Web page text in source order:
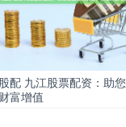
配 九江股票配资：助
富增值